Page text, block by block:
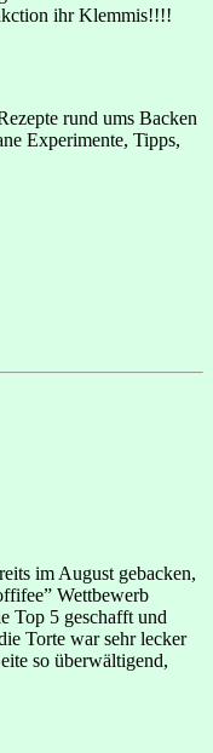
ihr Klemmis!!!!
rund ums Backen
Experimente, Tipps,
im August gebacken,
Wettbewerb
Top 5 geschafft und
Torte war sehr lecker
so überwältigend,